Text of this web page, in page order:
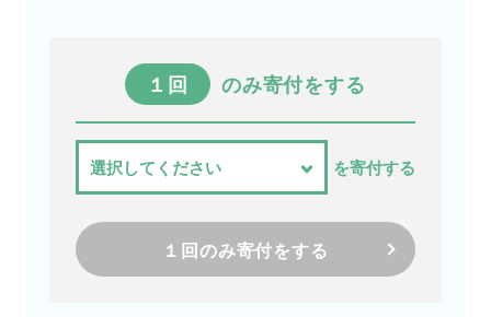
１回 のみ寄付をする
を寄付する
１回のみ寄付をする